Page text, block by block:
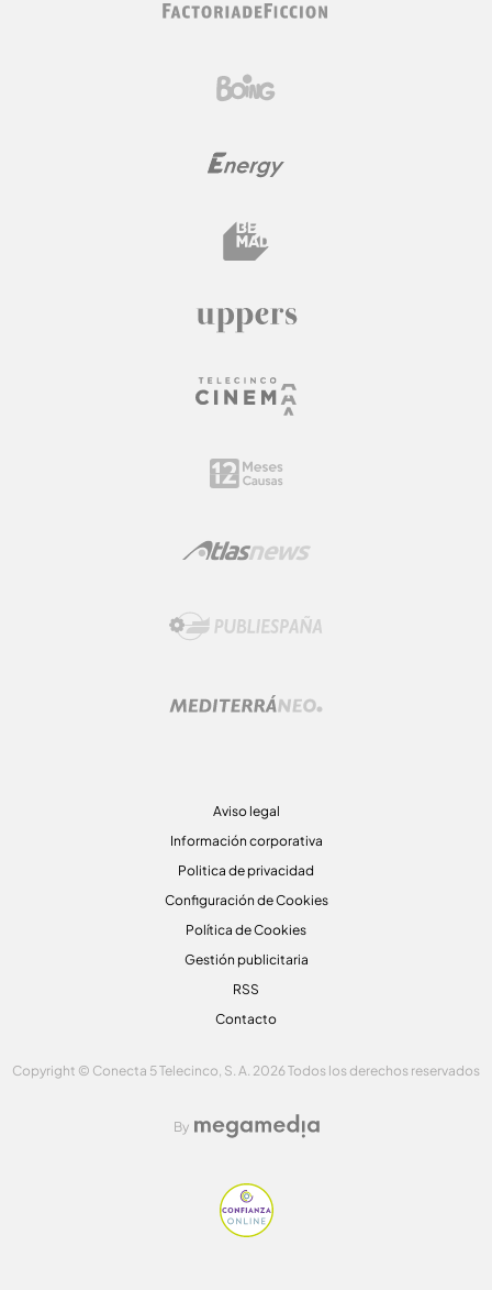
Aviso legal
Información corporativa
Politica de privacidad
Configuración de Cookies
Política de Cookies
Gestión publicitaria
RSS
Contacto
Copyright © Conecta 5 Telecinco, S. A. 2026 Todos los derechos reservados
By